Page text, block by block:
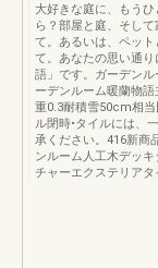
大好きな庭に、もう
ら？部屋と庭、そし
て。あるいは、ペッ
て。あなたの思い通
語」です。ガーデン
ーデンルーム暖蘭物
重0.3耐積雪50cm相
ル閉時•タイルには、
承ください。416新商
ンルーム人工木デッ
チャーエクステリアタ